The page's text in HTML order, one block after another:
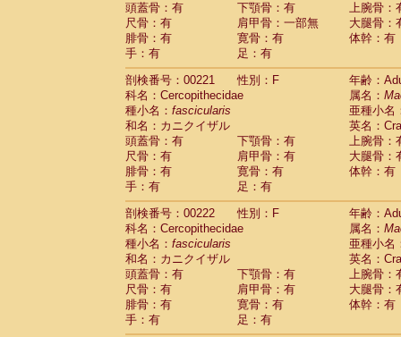
頭蓋骨：有
下顎骨：有
上腕骨：
尺骨：有
肩甲骨：一部無
大腿骨：
腓骨：有
寛骨：有
体幹：有
手：有
足：有
剖検番号：00221
性別：F
年齢：
科名：Cercopithecidae
属名：
種小名： fascicularis
亜種小名
和名：カニクイザル
英名：
頭蓋骨：有
下顎骨：有
上腕骨：
尺骨：有
肩甲骨：有
大腿骨：
腓骨：有
寛骨：有
体幹：有
手：有
足：有
剖検番号：00222
性別：F
年齢：
科名：Cercopithecidae
属名：
種小名： fascicularis
亜種小名
和名：カニクイザル
英名：
頭蓋骨：有
下顎骨：有
上腕骨：
尺骨：有
肩甲骨：有
大腿骨：
腓骨：有
寛骨：有
体幹：有
手：有
足：有